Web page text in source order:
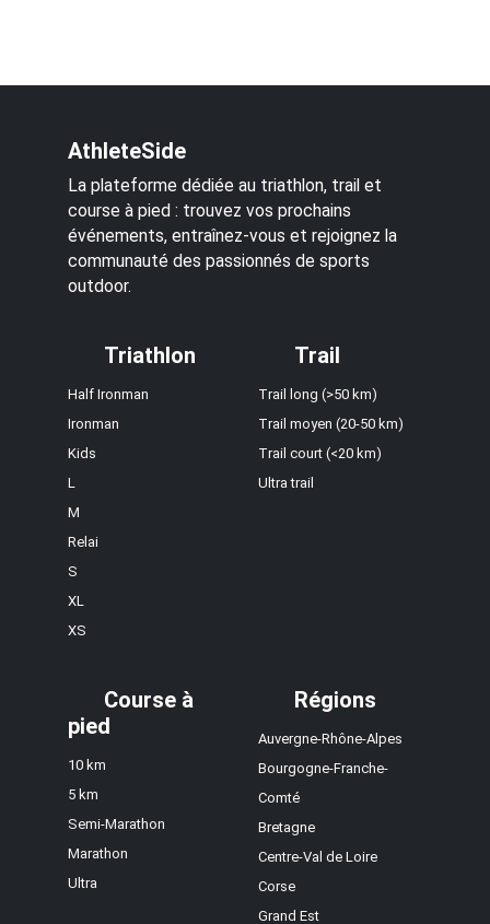
AthleteSide
La plateforme dédiée au triathlon, trail et
course à pied : trouvez vos prochains
événements, entraînez-vous et rejoignez la
communauté des passionnés de sports
outdoor.
Triathlon
Half Ironman
Ironman
Kids
L
M
Relai
S
XL
XS
Trail
Trail long (>50 km)
Trail moyen (20-50 km)
Trail court (<20 km)
Ultra trail
Course à
pied
10 km
5 km
Semi-Marathon
Marathon
Ultra
Régions
Auvergne-Rhône-Alpes
Bourgogne-Franche-
Comté
Bretagne
Centre-Val de Loire
Corse
Grand Est